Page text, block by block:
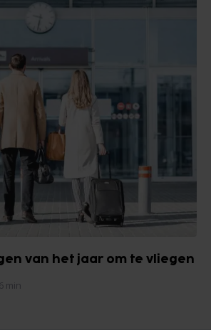
van het jaar om te vliegen
min